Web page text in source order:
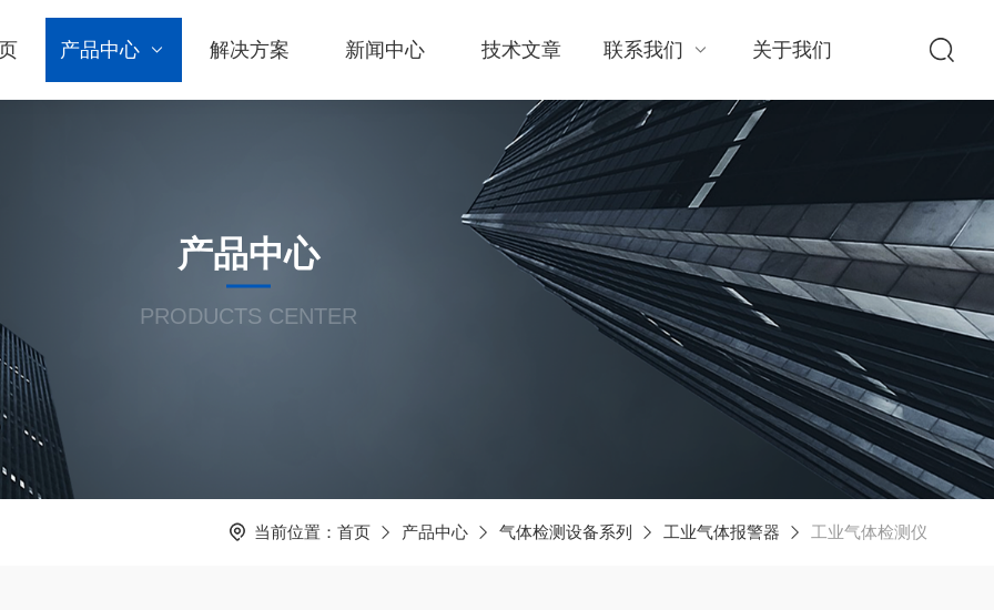
产品中心 解决方案 新闻中心 技术文章 联系我们 关于我们
产品中心
PRODUCTS CENTER
当前位置： 首页 产品中心 气体检测设备系列 工业气体报警器 工业气体检测仪